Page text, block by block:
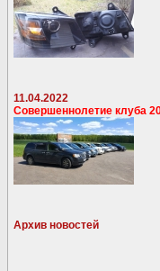
11.04.2022
Совершеннолетие клуба
Архив новостей